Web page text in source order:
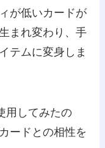
が低いカードが
まれ変わり、手
テムに変身しま
用してみたの
ードとの相性を